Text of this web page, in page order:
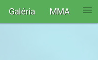
Galéria MMA menu